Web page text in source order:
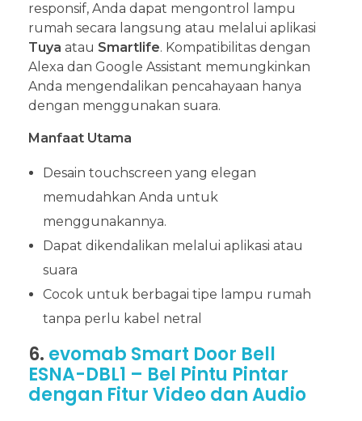
responsif, Anda dapat mengontrol lampu
rumah secara langsung atau melalui aplikasi
Tuya atau Smartlife. Kompatibilitas dengan
Alexa dan Google Assistant memungkinkan
Anda mengendalikan pencahayaan hanya
dengan menggunakan suara.
Manfaat Utama
Desain touchscreen yang elegan
memudahkan Anda untuk
menggunakannya.
Dapat dikendalikan melalui aplikasi atau
suara
Cocok untuk berbagai tipe lampu rumah
tanpa perlu kabel netral
6. evomab Smart Door Bell
ESNA-DBL1 – Bel Pintu Pintar
dengan Fitur Video dan Audio